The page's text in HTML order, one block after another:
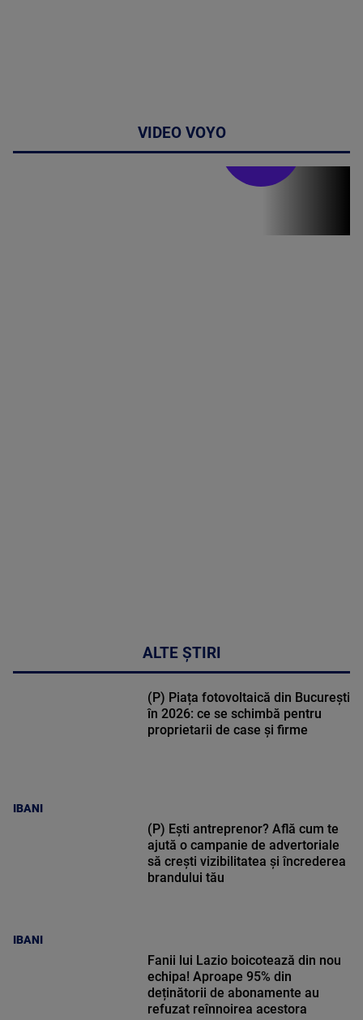
VIDEO VOYO
ALTE ȘTIRI
IBANI
(P) Piața fotovoltaică din București
în 2026: ce se schimbă pentru
proprietarii de case și firme
IBANI
(P) Ești antreprenor? Află cum te
ajută o campanie de advertoriale
să crești vizibilitatea și încrederea
brandului tău
Fanii lui Lazio boicotează din nou
echipa! Aproape 95% din
deținătorii de abonamente au
refuzat reînnoirea acestora